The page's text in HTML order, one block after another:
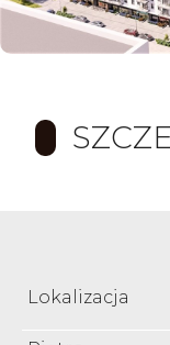
Lokalizacja